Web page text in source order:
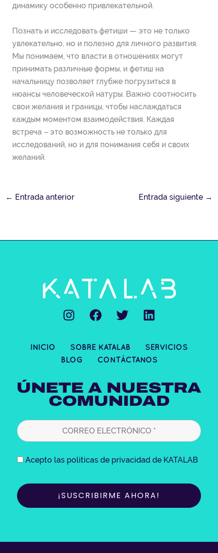
динамику особенно привлекательной.
Познать и исследовать фетиши — это не только
увлекательно, но и полезно для личного развития.
Мы понимаем, что власти в отношениях могут
принимать различные формы, и фетиш на
начальницу позволяет глубже погрузиться в
нюансы человеческой натуры. Важно соотносить
свои желания и границы, чтобы наслаждаться
каждым моментом взаимодействия. Каждая
встреча – это возможность не только для
исследований, но и для понимания себя и своих
желаний.
← Entrada anterior Entrada siguiente →
I
n
t
a
r
a
m
F
a
e
b
o
k
T
w
t
t
r
L
i
k
e
i
n
INICIO SOBRE KATALAB
SERVICIOS
BLOG
CONTÁCTANOS
ÚNETE A NUESTRA
COMUNIDAD
Acepto las politicas de privacidad de KATALAB